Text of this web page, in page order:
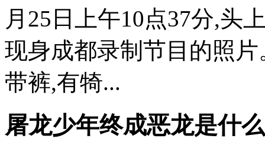
月25日上午10点37分,头
现身成都录制节目的照
带裤,有犄...
屠龙少年终成恶龙是什